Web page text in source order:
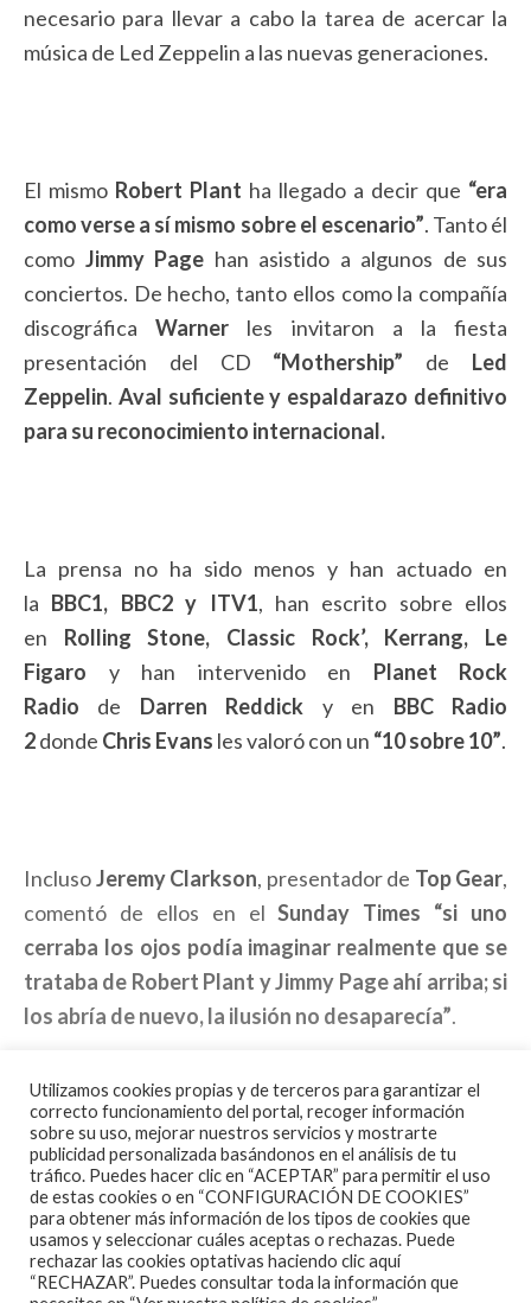
necesario para llevar a cabo la tarea de acercar la
música de Led Zeppelin a las nuevas generaciones.
El mismo Robert Plant ha llegado a decir que “era
como verse a sí mismo sobre el escenario”. Tanto él
como Jimmy Page han asistido a algunos de sus
conciertos. De hecho, tanto ellos como la compañía
discográfica Warner les invitaron a la fiesta
presentación del CD “Mothership” de Led
Zeppelin. Aval suficiente y espaldarazo definitivo
para su reconocimiento internacional.
La prensa no ha sido menos y han actuado en
la BBC1, BBC2 y ITV1, han escrito sobre ellos
en Rolling Stone, Classic Rock’, Kerrang, Le
Figaro y han intervenido en Planet Rock
Radio de Darren Reddick y en BBC Radio
2donde Chris Evans les valoró con un “10 sobre 10”.
InclusoJeremy Clarkson, presentador de Top Gear,
comentó de ellos en elSunday Times “si uno
cerraba los ojos podía imaginar realmente que se
trataba de Robert Plant y Jimmy Page ahí arriba; si
los abría de nuevo, la ilusión no desaparecía”.
Europa, Australia, Nueva Zelanda, Brazil, Venezuela,
Uruguay, Mexico, Caribe, Rusia, Israel, etc. y en el
prestigioso festival internacional Wacken Open Air,
en el escenario principal, que es uno de los mejores
festivales de heavy metal de Europa, habiéndose
consolidado en lo más alto de la lista de
Utilizamos cookies propias y de terceros para garantizar el
correcto funcionamiento del portal, recoger información
sobre su uso, mejorar nuestros servicios y mostrarte
publicidad personalizada basándonos en el análisis de tu
tráfico. Puedes hacer clic en “ACEPTAR” para permitir el uso
de estas cookies o en “CONFIGURACIÓN DE COOKIES”
para obtener más información de los tipos de cookies que
usamos y seleccionar cuáles aceptas o rechazas. Puede
rechazar las cookies optativas haciendo clic aquí
“RECHAZAR”. Puedes consultar toda la información que